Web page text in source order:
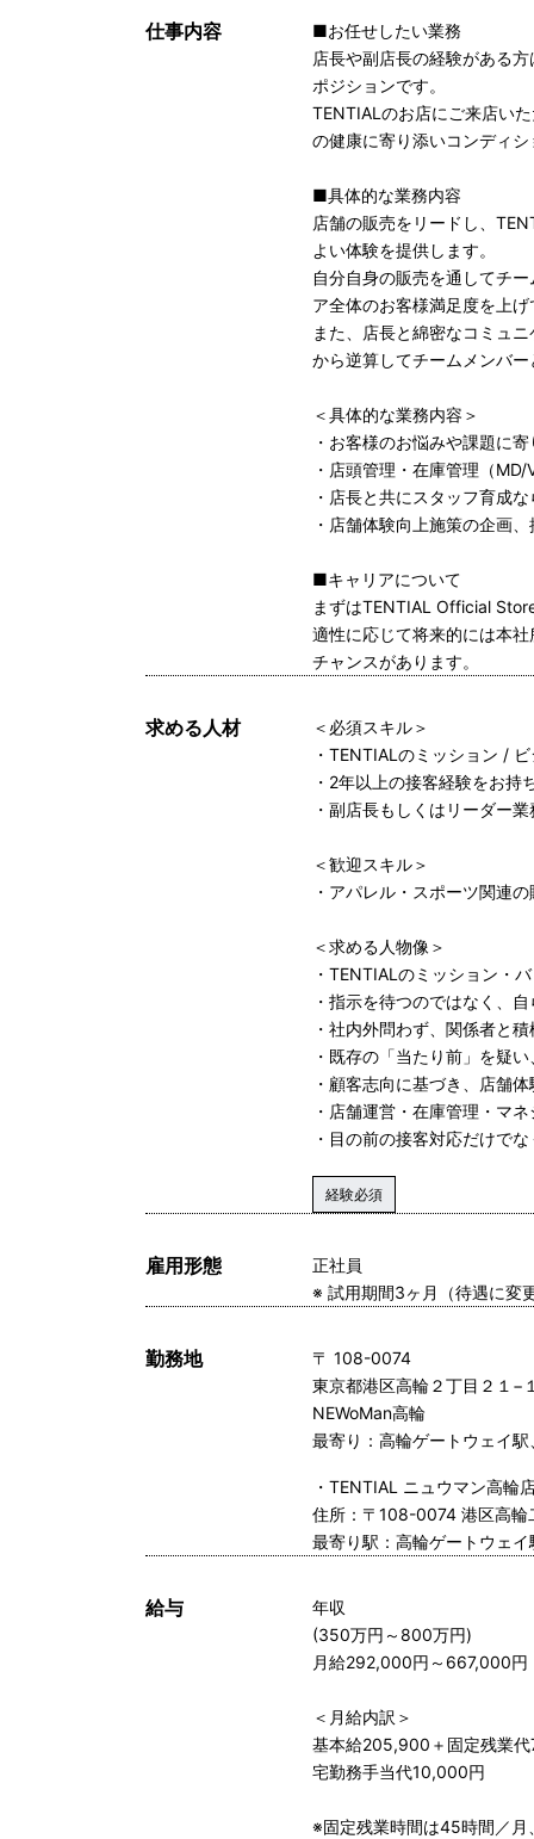
仕事内容
■お任せしたい業務
店長や副店長の経験がある
ポジションです。
TENTIALのお店にご来店い
の健康に寄り添いコンディ
■具体的な業務内容
店舗の販売をリードし、
よい体験を提供します。
自分自身の販売を通してチ
ア全体のお客様満足度を上
また、店長と綿密なコミュ
から逆算してチームメンバ
＜具体的な業務内容＞
・お客様のお悩みや課題に
・店頭管理・在庫管理（MD/
・店長と共にスタッフ育成
・店舗体験向上施策の企画
■キャリアについて
まずはTENTIAL Official
適性に応じて将来的には本
チャンスがあります。
求める人材
＜必須スキル＞
・TENTIALのミッション /
・2年以上の接客経験をお持
・副店長もしくはリーダー
＜歓迎スキル＞
・アパレル・スポーツ関連
＜求める人物像＞
・TENTIALのミッション・
・指示を待つのではなく、
・社内外問わず、関係者と
・既存の「当たり前」を疑
・顧客志向に基づき、店舗
・店舗運営・在庫管理・マ
・目の前の接客対応だけで
経験必須
雇用形態
正社員
※ 試用期間3ヶ月（待遇に変
勤務地
〒 108-0074
東京都港区高輪２丁目２１−
NEWoMan高輪
最寄り：高輪ゲートウェイ
・TENTIAL ニュウマン高輪
住所：〒108-0074 港区高輪
最寄り駅：高輪ゲートウェイ
給与
年収
(350万円～800万円)
月給292,000円～667,000円
＜月給内訳＞
基本給205,900＋固定残業
宅勤務手当代10,000円
※固定残業時間は45時間／